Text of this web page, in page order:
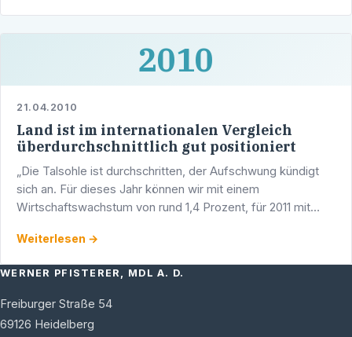
2010
21.04.2010
Land ist im internationalen Vergleich
überdurchschnittlich gut positioniert
„Die Talsohle ist durchschritten, der Aufschwung kündigt
sich an. Für dieses Jahr können wir mit einem
Wirtschaftswachstum von rund 1,4 Prozent, für 2011 mit
Württemberg …
Weiterlesen →
WERNER PFISTERER, MDL A. D.
Freiburger Straße 54
69126 Heidelberg